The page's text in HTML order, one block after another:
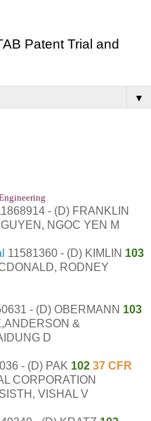
Patent Trial and
▼
- (D) FRANKLIN
NGOC YEN M
11581360 - (D) KIMLIN 103
RODNEY
- (D) OBERMANN 103
&
D
- (D) PAK 102 37 CFR
CORPORATION
VISHAL V